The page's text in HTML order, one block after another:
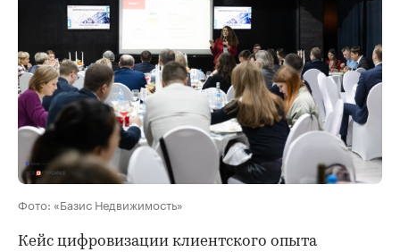
Фото: «Базис Недвижимость»
Кейс цифровизации клиентского опыта